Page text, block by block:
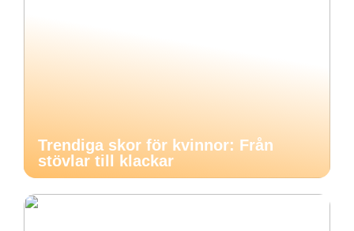
Trendiga skor för kvinnor: Från
stövlar till klackar